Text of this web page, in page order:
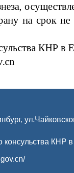
на срок
КНР в
КНР в